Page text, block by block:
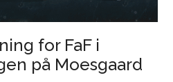
for FaF i
på Moesgaard